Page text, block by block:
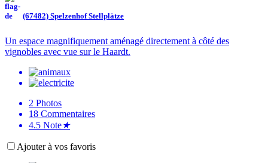
(67482) Spelzenhof Stellplätze
Un espace magnifiquement aménagé directement à côté des
vignobles avec vue sur le Haardt.
2 Photos
18 Commentaires
4.5 Note★
Ajouter à vos favoris